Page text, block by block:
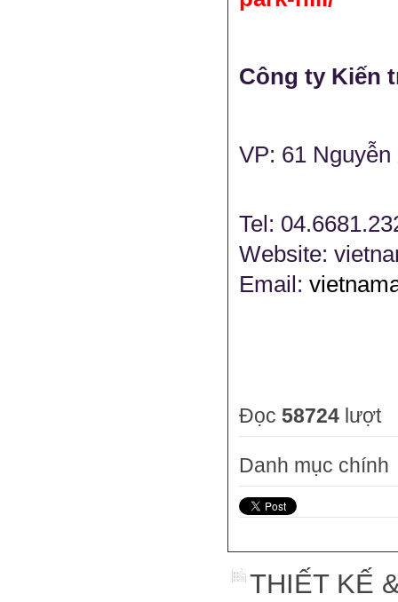
Công ty Kiến
VP: 61
Tel:
Website:
Email:
Đọc 58724 lượt
Danh mục chính
THIẾT KẾ